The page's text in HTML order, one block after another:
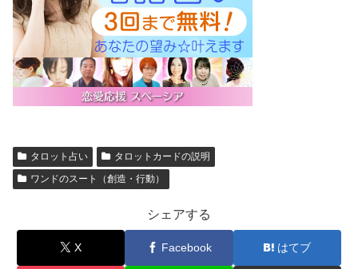
タロット占い
タロットカードの説明
ワンドのスート（創造・行動）
シェアする
X Facebook はてブ